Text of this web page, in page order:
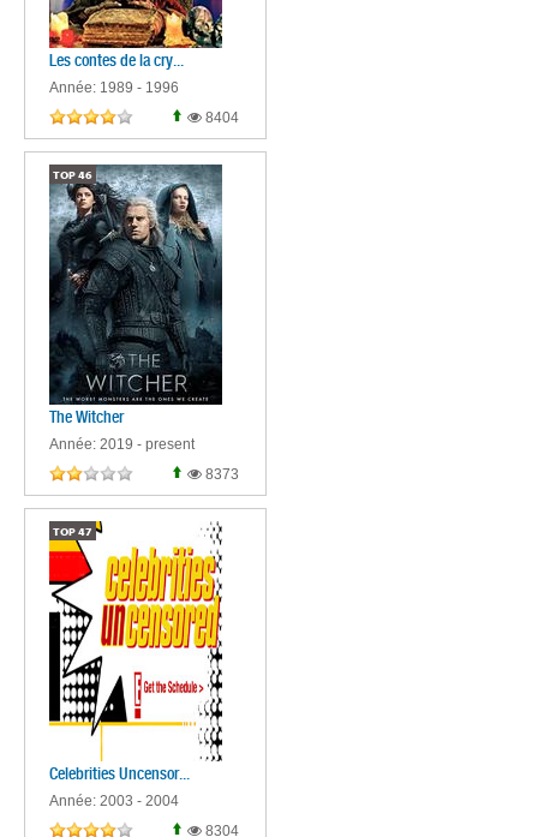
Les contes de la cry...
Année: 1989 - 1996
8404
TOP 46
The Witcher
Année: 2019 - present
8373
TOP 47
Celebrities Uncensor...
Année: 2003 - 2004
8304